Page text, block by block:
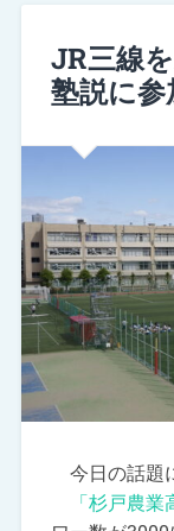
JR三線
塾説に参
今日の話題
「杉戸農